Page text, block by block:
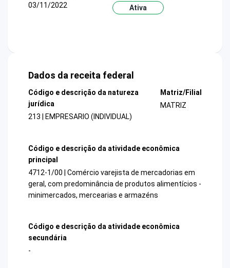
03/11/2022
Ativa
Dados da receita federal
Código e descrição da natureza
jurídica
213 | EMPRESARIO (INDIVIDUAL)
Matriz/Filial
MATRIZ
Código e descrição da atividade econômica
principal
4712-1/00 | Comércio varejista de mercadorias em
geral, com predominância de produtos alimentícios -
minimercados, mercearias e armazéns
Código e descrição da atividade econômica
secundária
-